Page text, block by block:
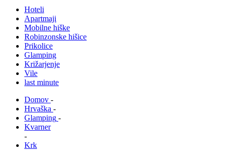
Hoteli
Apartmaji
Mobilne hiške
Robinzonske hišice
Prikolice
Glamping
Križarjenje
Vile
last minute
Domov -
Hrvaška -
Glamping -
Kvarner
-
Krk